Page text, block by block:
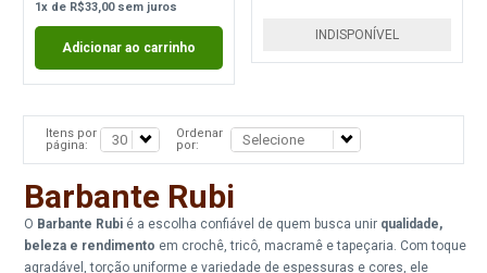
1x de R$33,00sem juros
Adicionar ao carrinho
INDISPONÍVEL
Itens por
página:
Ordenar
por:
Barbante Rubi
O Barbante Rubi é a escolha confiável de quem busca unir qualidade,
beleza e rendimento em crochê, tricô, macramê e tapeçaria. Com toque
agradável, torção uniforme e variedade de espessuras e cores, ele